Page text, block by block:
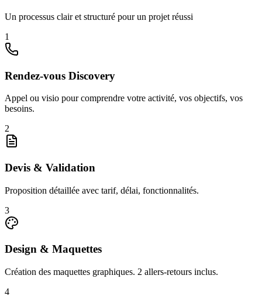
Un processus clair et structuré pour un projet réussi
1
Rendez-vous Discovery
Appel ou visio pour comprendre votre activité, vos objectifs, vos
besoins.
2
Devis & Validation
Proposition détaillée avec tarif, délai, fonctionnalités.
3
Design & Maquettes
Création des maquettes graphiques. 2 allers-retours inclus.
4